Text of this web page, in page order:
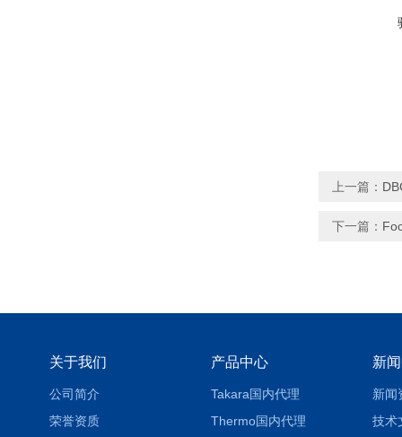
上一篇：
下一篇：
关于我们
公司简介
荣誉资质
产品中心
Takara国内代理
Thermo国内代理
新
新闻
技术